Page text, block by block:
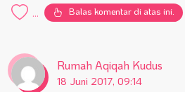
... Balas komentar di atas ini.
Rumah Aqiqah Kudus
18 Juni 2017, 09:14